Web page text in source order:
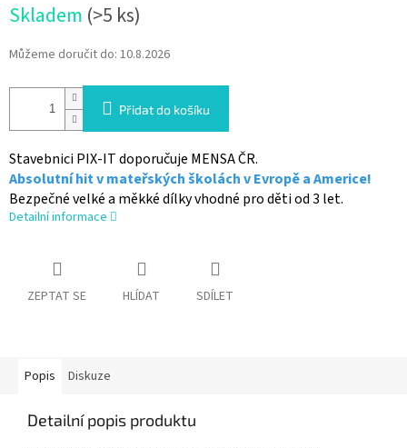
cena:
Skladem (>5 ks)
Můžeme doručit do: 10.8.2026
Přidat do košíku
Stavebnici PIX-IT doporučuje MENSA ČR.
Absolutní hit v mateřských školách v Evropě a Americe!
Bezpečné velké a měkké dílky vhodné pro děti od 3 let.
Detailní informace
ZEPTAT SE HLÍDAT SDÍLET
Popis Diskuze
Detailní popis produktu